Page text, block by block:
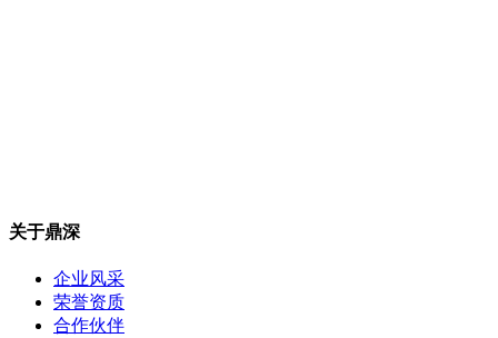
关于鼎深
企业风采
荣誉资质
合作伙伴